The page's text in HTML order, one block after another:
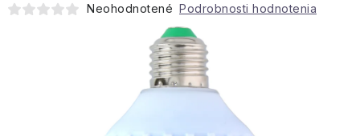
Neohodnotené Podrobnosti hodnotenia